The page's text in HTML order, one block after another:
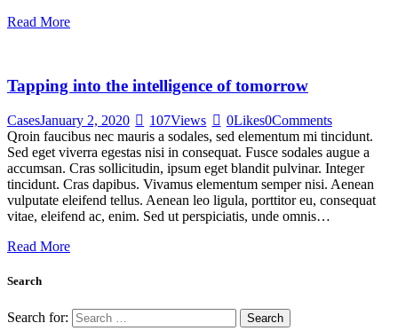
Read More
Tapping into the intelligence of tomorrow
CasesJanuary 2, 2020 107Views 0Likes0Comments
Qroin faucibus nec mauris a sodales, sed elementum mi tincidunt.
Sed eget viverra egestas nisi in consequat. Fusce sodales augue a
accumsan. Cras sollicitudin, ipsum eget blandit pulvinar. Integer
tincidunt. Cras dapibus. Vivamus elementum semper nisi. Aenean
vulputate eleifend tellus. Aenean leo ligula, porttitor eu, consequat
vitae, eleifend ac, enim. Sed ut perspiciatis, unde omnis…
Read More
Search
Search for: